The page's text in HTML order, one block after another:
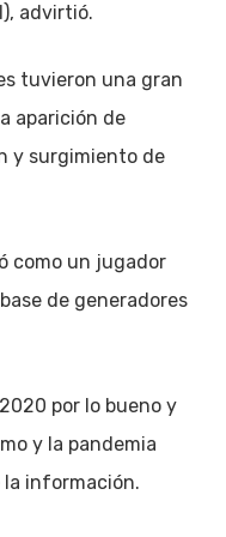
advirtió.
tuvieron una gran
aparición de
y surgimiento de
como un jugador
de generadores
por lo bueno y
y la pandemia
la información.